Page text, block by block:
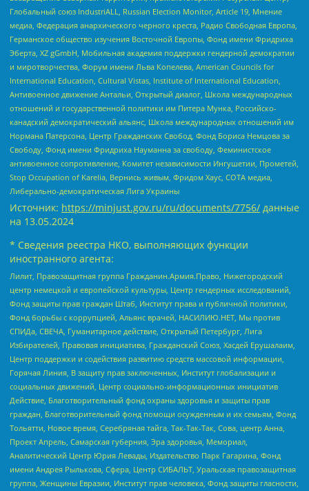
Глобальный союз IndustriALL, Russian Election Monitor, Article 19, Мнение
медиа, Федерация анархического черного креста, Радио Свободная Европа,
Германское общество изучения Восточной Европы, Фонд имени Фридриха
Эберта, XZ gGmbH, Мобильная академия поддержки гендерной демократии
и миротворчества, Форум имени Льва Копелева, American Councils for
International Education, Cultural Vistas, Institute of International Education,
Антивоенное движение Антальи, Открытый диалог, Школа международных
отношений и государственной политики им Питера Мунка, Российско-
канадский демократический альянс, Школа международных отношений им
Нормана Патерсона, Центр Гражданских Свобод, Фонд Бориса Немцова за
Свободу, Фонд имени Фридриха Науманна за свободу, Феминистское
антивоенное сопротивление, Комитет независимости Ингушетии, Прометей,
Stop Occupation of Karelia, Вернись живым, Фридом Хаус, СОТА медиа,
Либерально-демократическая Лига Украины
Источник: https://minjust.gov.ru/ru/documents/7756/ данные
на 13.05.2024
* Сведения реестра НКО, выполняющих функции
иностранного агента:
Лилит, Правозащитная группа Гражданин.Армия.Право, Нижегородский
центр немецкой и европейской культуры, Центр гендерных исследований,
Фонд защиты прав граждан Штаб, Институт права и публичной политики,
Фонд борьбы с коррупцией, Альянс врачей, НАСИЛИЮ.НЕТ, Мы против
СПИДа, СВЕЧА, Гуманитарное действие, Открытый Петербург, Лига
Избирателей, Правовая инициатива, Гражданский Союз, Хасдей Ерушалаим,
Центр поддержки и содействия развитию средств массовой информации,
Горячая Линия, В защиту прав заключенных, Институт глобализации и
социальных движений, Центр социально-информационных инициатив
Действие, Благотворительный фонд охраны здоровья и защиты прав
граждан, Благотворительный фонд помощи осужденным и их семьям, Фонд
Тольятти, Новое время, Серебряная тайга, Так-Так-Так, Сова, центр Анна,
Проект Апрель, Самарская губерния, Эра здоровья, Мемориал,
Аналитический Центр Юрия Левады, Издательство Парк Гагарина, Фонд
имени Андрея Рылькова, Сфера, Центр СИБАЛЬТ, Уральская правозащитная
группа, Женщины Евразии, Институт прав человека, Фонд защиты гласности,